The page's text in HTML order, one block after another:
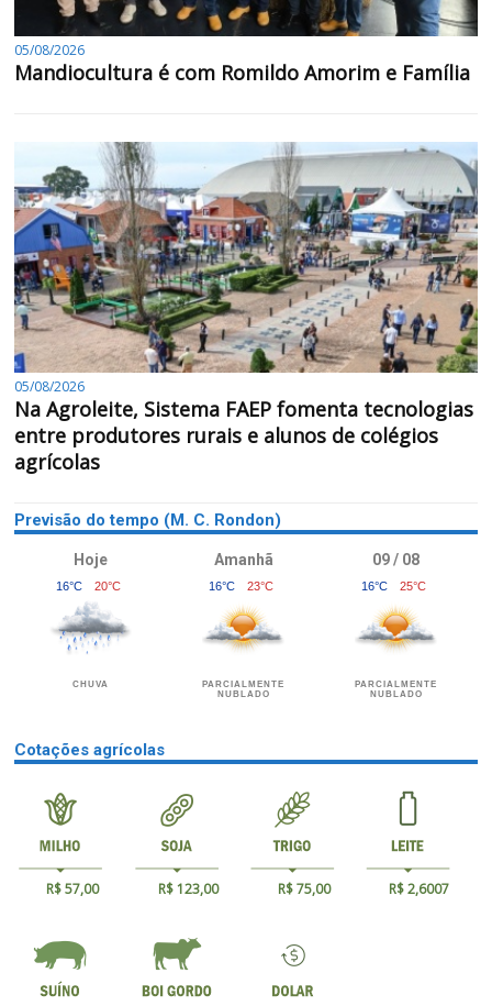
05/08/2026
Mandiocultura é com Romildo Amorim e Família
05/08/2026
Na Agroleite, Sistema FAEP fomenta tecnologias
entre produtores rurais e alunos de colégios
agrícolas
Previsão do tempo (M. C. Rondon)
Hoje
16°C 20°C
CHUVA
Amanhã
16°C 23°C
PARCIALMENTE
NUBLADO
09 / 08
16°C 25°C
PARCIALMENTE
NUBLADO
Cotações agrícolas
R$ 57,00 R$ 123,00 R$ 75,00 R$ 2,6007